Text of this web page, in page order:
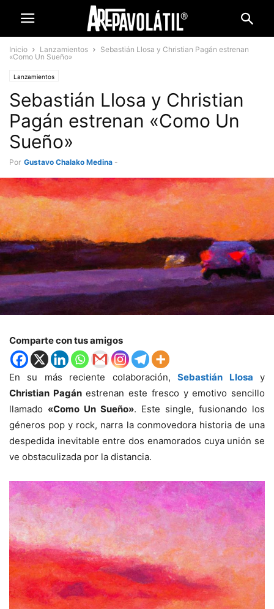
Inicio Lanzamientos
Sebastián Llosa y Christian Pagán estrenan
«Como Un Sueño»
Lanzamientos
Sebastián Llosa y Christian
Pagán estrenan «Como Un
Sueño»
Por Gustavo Chalako Medina -
Comparte con tus amigos
En su más reciente colaboración,Sebastián Llosa y
Christian Pagánestrenan este fresco y emotivo sencillo
llamado «Como Un Sueño». Este single, fusionando los
géneros pop y rock, narra la conmovedora historia de una
despedida inevitable entre dos enamorados cuya unión se
ve obstaculizada por la distancia.